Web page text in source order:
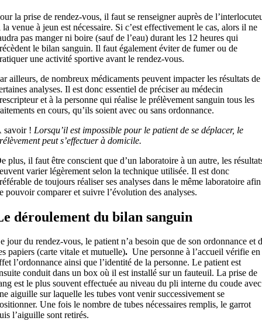
la prise de rendez-vous, il faut se renseigner auprès de
la venue à jeun est nécessaire. Si c’est effectivement le cas, alors il ne
pas manger ni boire (sauf de l’eau) durant les 12 heures qui
le bilan sanguin. Il faut également éviter de fumer ou de
une activité sportive avant le rendez-vous.
ailleurs, de nombreux médicaments peuvent impacter les résultats de
analyses. Il est donc essentiel de préciser au médecin
et à la personne qui réalise le prélèvement sanguin tous les
en cours, qu’ils soient avec ou sans ordonnance.
savoir ! Lorsqu’il est impossible pour le patient de se déplacer, le
peut s’effectuer à domicile.
plus, il faut être conscient que d’un laboratoire à un autre, les
varier légèrement selon la technique utilisée. Il est donc
de toujours réaliser ses analyses dans le même laboratoire afin
pouvoir comparer et suivre l’évolution des analyses.
déroulement du bilan sanguin
jour du rendez-vous, le patient n’a besoin que de son ordonnance et
papiers (carte vitale et mutuelle).Une personne à l’accueil vérifie en
l’ordonnance ainsi que l’identité de la personne. Le patient est
conduit dans un box où il est installé sur un fauteuil. La prise de
est le plus souvent effectuée au niveau du pli interne du coude avec
aiguille sur laquelle les tubes vont venir successivement se
Une fois le nombre de tubes nécessaires remplis, le garrot
l’aiguille sont retirés.